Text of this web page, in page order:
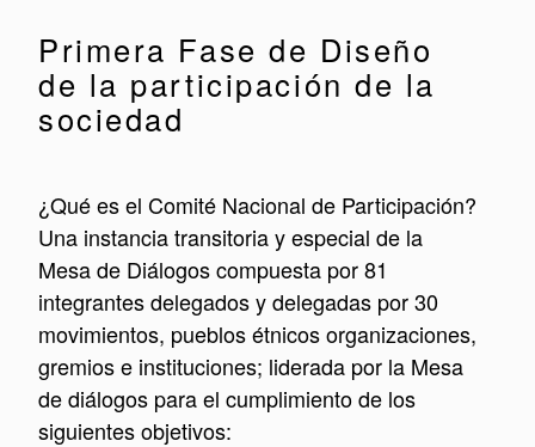
Primera Fase de Diseño
de la participación de la
sociedad
¿Qué es el Comité Nacional de Participación?
Una instancia transitoria y especial de la
Mesa de Diálogos compuesta por 81
integrantes delegados y delegadas por 30
movimientos, pueblos étnicos organizaciones,
gremios e instituciones; liderada por la Mesa
de diálogos para el cumplimiento de los
siguientes objetivos: